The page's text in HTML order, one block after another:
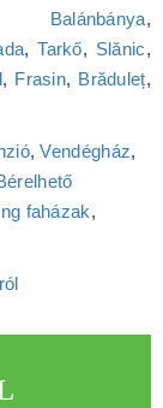
Balánbánya,
,Tarkő, Slănic,
, Frasin, Brăduleț,
,Vendégház,
faházak,